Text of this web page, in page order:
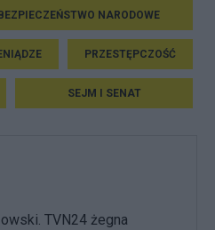
BEZPIECZEŃSTWO NARODOWE
PRZESTĘPCZOŚĆ
SEJM I SENAT
TVN24 żegna